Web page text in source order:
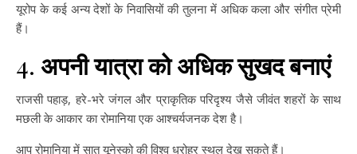
यूरोप के कई अन्य देशों के निवासियों की तुलना में अधिक कला और संगीत प्रेमी
हैं।
4. अपनी यात्रा को अधिक सुखद बनाएं
राजसी पहाड़, हरे-भरे जंगल और प्राकृतिक परिदृश्य जैसे जीवंत शहरों के साथ
मछली के आकार का रोमानिया एक आश्चर्यजनक देश है।
आप रोमानिया में सात यूनेस्को की विश्व धरोहर स्थल देख सकते हैं।